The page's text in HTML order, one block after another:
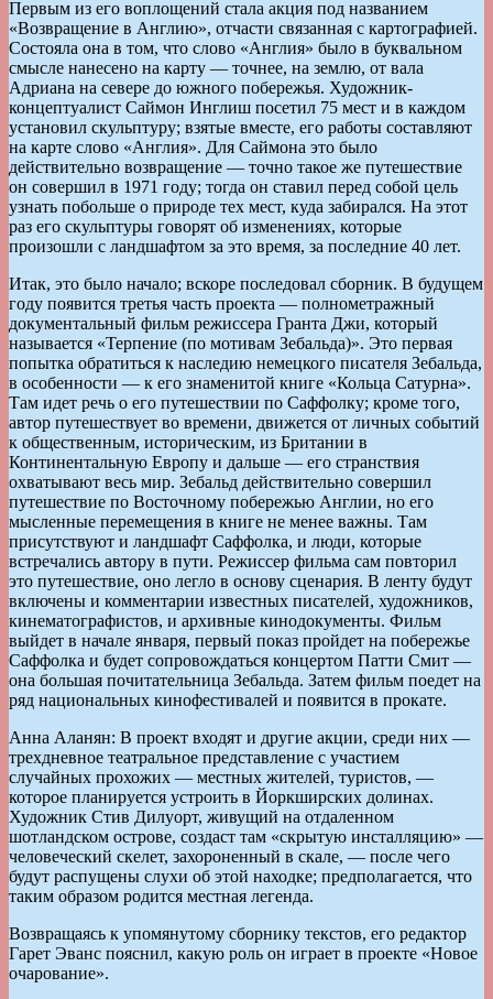
Первым из его воплощений стала акция под названием
«Возвращение в Англию», отчасти связанная с картографией.
Состояла она в том, что слово «Англия» было в буквальном
смысле нанесено на карту — точнее, на землю, от вала
Адриана на севере до южного побережья. Художник-
концептуалист Саймон Инглиш посетил 75 мест и в каждом
установил скульптуру; взятые вместе, его работы составляют
на карте слово «Англия». Для Саймона это было
действительно возвращение — точно такое же путешествие
он совершил в 1971 году; тогда он ставил перед собой цель
узнать побольше о природе тех мест, куда забирался. На этот
раз его скульптуры говорят об изменениях, которые
произошли с ландшафтом за это время, за последние 40 лет.
Итак, это было начало; вскоре последовал сборник. В будущем
году появится третья часть проекта — полнометражный
документальный фильм режиссера Гранта Джи, который
называется «Терпение (по мотивам Зебальда)». Это первая
попытка обратиться к наследию немецкого писателя Зебальда,
в особенности — к его знаменитой книге «Кольца Сатурна».
Там идет речь о его путешествии по Саффолку; кроме того,
автор путешествует во времени, движется от личных событий
к общественным, историческим, из Британии в
Континентальную Европу и дальше — его странствия
охватывают весь мир. Зебальд действительно совершил
путешествие по Восточному побережью Англии, но его
мысленные перемещения в книге не менее важны. Там
присутствуют и ландшафт Саффолка, и люди, которые
встречались автору в пути. Режиссер фильма сам повторил
это путешествие, оно легло в основу сценария. В ленту будут
включены и комментарии известных писателей, художников,
кинематографистов, и архивные кинодокументы. Фильм
выйдет в начале января, первый показ пройдет на побережье
Саффолка и будет сопровождаться концертом Патти Смит —
она большая почитательница Зебальда. Затем фильм поедет на
ряд национальных кинофестивалей и появится в прокате.
Анна Аланян: В проект входят и другие акции, среди них —
трехдневное театральное представление с участием
случайных прохожих — местных жителей, туристов, —
которое планируется устроить в Йоркширских долинах.
Художник Стив Дилуорт, живущий на отдаленном
шотландском острове, создаст там «скрытую инсталляцию» —
человеческий скелет, захороненный в скале, — после чего
будут распущены слухи об этой находке; предполагается, что
таким образом родится местная легенда.
Возвращаясь к упомянутому сборнику текстов, его редактор
Гарет Эванс пояснил, какую роль он играет в проекте «Новое
очарование».